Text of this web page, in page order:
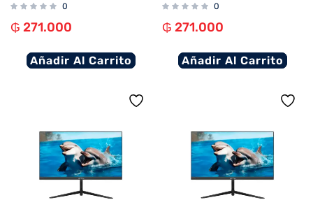
0
₲ 271.000
Añadir Al Carrito
0
₲ 271.000
Añadir Al Carrito